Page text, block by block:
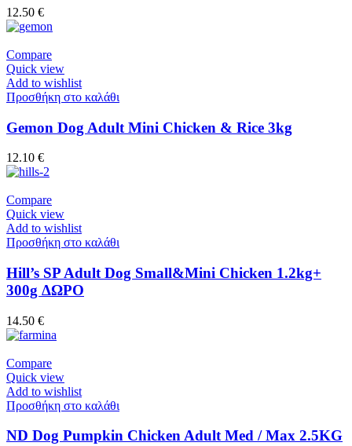
12.50 €
Compare
Quick view
Add to wishlist
Προσθήκη στο καλάθι
Gemon Dog Adult Mini Chicken & Rice 3kg
12.10 €
Compare
Quick view
Add to wishlist
Προσθήκη στο καλάθι
Hill’s SP Adult Dog Small&Mini Chicken 1.2kg+
300g ΔΩΡΟ
14.50 €
Compare
Quick view
Add to wishlist
Προσθήκη στο καλάθι
ND Dog Pumpkin Chicken Adult Med / Max 2.5KG